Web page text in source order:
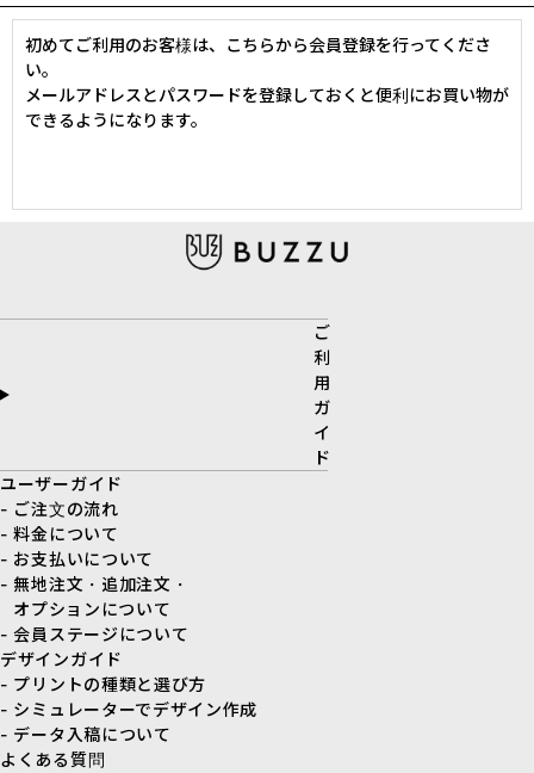
初めてご利用のお客様は、こちらから会員登録を行ってくださ
い。
メールアドレスとパスワードを登録しておくと便利にお買い物が
できるようになります。
ご
利
用
ガ
イ
ド
ユーザーガイド
- ご注文の流れ
- 料金について
- お支払いについて
- 無地注文・追加注文・
オプションについて
- 会員ステージについて
デザインガイド
- プリントの種類と選び方
- シミュレーターでデザイン作成
- データ入稿について
よくある質問